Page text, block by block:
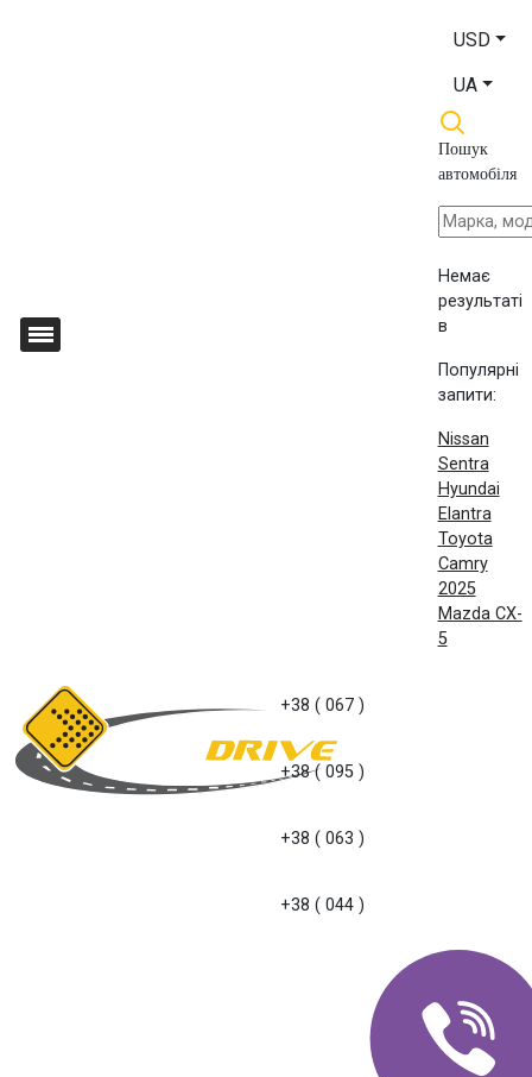
USD
UA
Пошук
автомобіля
Немає
результаті
в
Популярні
запити:
Nissan
Sentra
Hyundai
Elantra
Toyota
Camry
2025
Mazda CX-
5
+38 ( 067 )
+38 ( 095 )
+38 ( 063 )
+38 ( 044 )